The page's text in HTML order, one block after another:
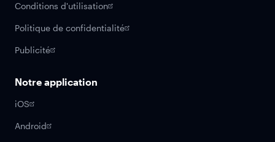
Conditions d'utilisation
Politique de confidentialité
Publicité
Notre application
iOS
Android